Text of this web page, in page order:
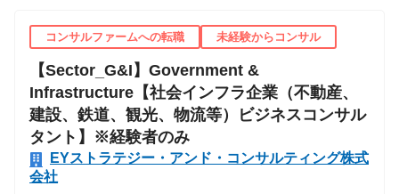
コンサルファームへの転職 未経験からコンサル
【Sector_G&I】Government &
Infrastructure【社会インフラ企業（不動産、
建設、鉄道、観光、物流等）ビジネスコンサル
タント】※経験者のみ
EYストラテジー・アンド・コンサルティング株式
会社
職種
運用/資金管理->アナリスト/エコノミスト/ストラテジ
スト
運用/資金管理->バック/ミドル
運用/資金管理->投資理論/アクチュアリー/商品開発
運用/資金管理->運用/資金管理
ITエンジニア